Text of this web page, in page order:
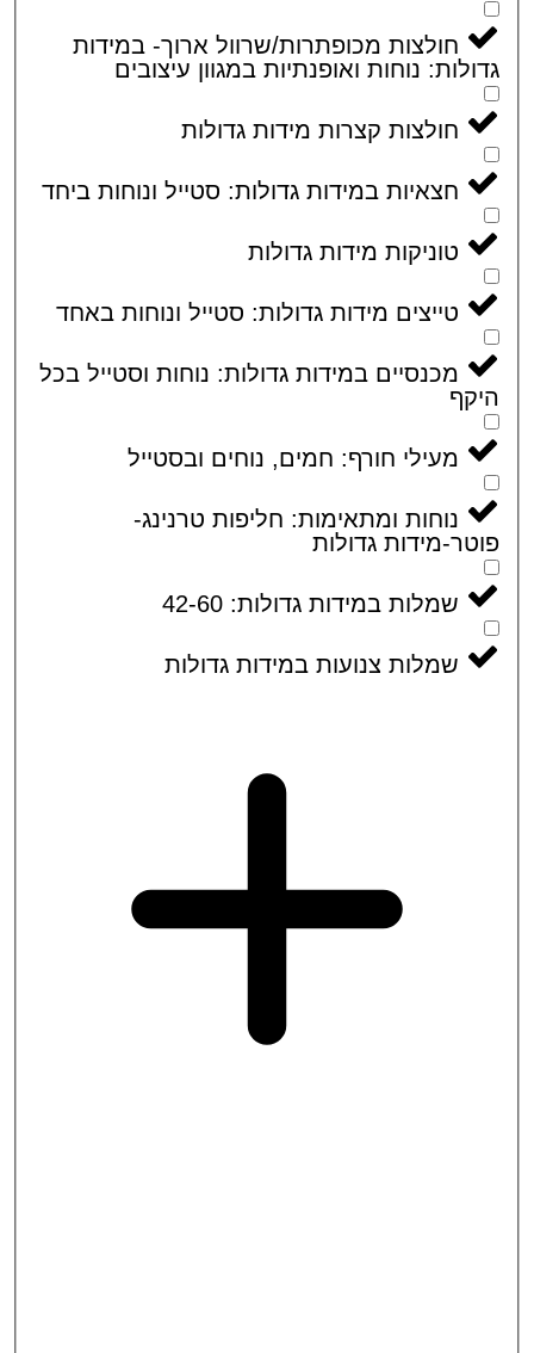
חולצות מכופתרות/שרוול ארוך- במידות
נוחות ואופנתיות במגוון עיצובים
חולצות קצרות מידות גדולות
חצאיות במידות גדולות: סטייל ונוחות ביחד
טוניקות מידות גדולות
טייצים מידות גדולות: סטייל ונוחות באחד
מכנסיים במידות גדולות: נוחות וסטייל בכל
מעילי חורף: חמים, נוחים ובסטייל
נוחות ומתאימות: חליפות טרנינג-
מידות גדולות
שמלות במידות גדולות: 42-60
שמלות צנועות במידות גדולות